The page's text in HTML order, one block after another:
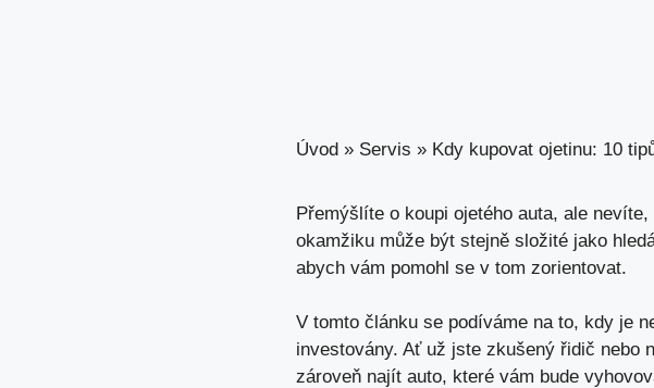
Úvod » Servis » Kdy kupovat ojetinu: 10
Přemýšlíte o koupi ojetého auta, ale nevíte,
okamžiku může být stejně složité jako
abych vám pomohl se v tom zorientovat.
V tomto článku se podíváme nato, kdy je
investovány. Ať už jste zkušený řidič
zároveň najít auto, které vám bude